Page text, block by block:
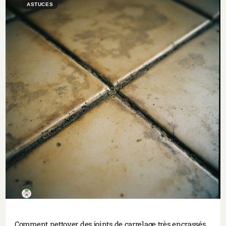
ASTUCES
Comment nettoyer des joints de carrelage très encrassés